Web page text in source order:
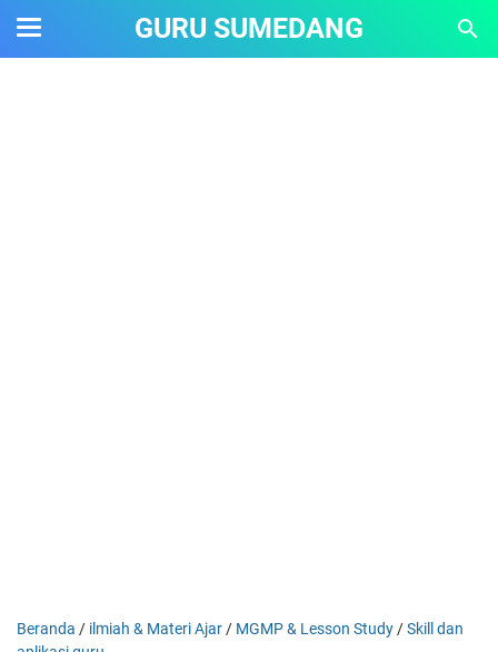
GURU SUMEDANG
Beranda / ilmiah & Materi Ajar / MGMP & Lesson Study /Skill dan